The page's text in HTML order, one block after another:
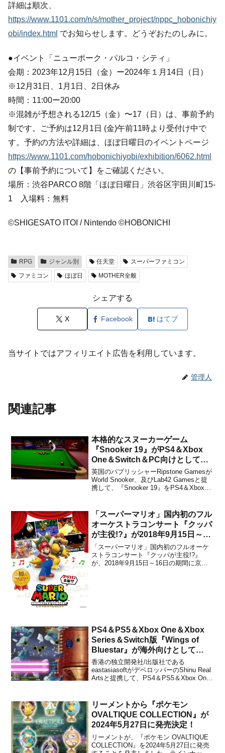
詳細は順次、
https://www.1101.com/n/s/mother_project/nppc_hobonichiy
obi/index.html でお知らせします。どうぞおたのしみに。
●イベント「ニューポーク・パルコ・シティ」
会期：2023年12月15日（金）ー2024年１月14日（日）
※12月31日、1月1日、2日休み
時間：11:00ー20:00
※混雑が予想される12/15（金）〜17（日）は、事前予約
制です。ご予約は12月1日 (金)午前11時より受付け中で
す。予約の方法や詳細は、ほぼ日曜日のイベントページ
https://www.1101.com/hobonichiyobi/exhibition/6062.html
の【事前予約について】をご確認ください。
場所：渋谷PARCO 8階「ほぼ日曜日」渋谷区宇田川町15-
1 入場料：無料
©SHIGESATO ITOI / Nintendo ©HOBONICHI
RPG ジャンル別 任天堂
スーパーファミコン
ファミコン
ほぼ日 MOTHER全般
シェアする
X Facebook はてブ
当サイトではアフィリエイト広告を利用しています。
管理人
関連記事
本格的なスヌーカーゲーム
『Snooker 19』がPS4＆Xbox
One＆Switch＆PC向けとして
2019年に海外で発売決定！
英国のパブリッシャーRipstone Gamesが
World Snooker、及びLab42 Gamesと提
携して、『Snooker 19』をPS4＆Xbox
した。販売価格は未定です。...
「スーパーマリオ」国内初のフル
オーケストラコンサート『クッパ
が主役!?』が2018年9月15日～16
日に京都で開催決定！
「スーパーマリオ」国内初のフルオーケ
ストラコンサート『クッパが主役!?』
が、2018年9月15日～16日の期間に京
PS4＆PS5＆Xbox One＆Xbox
Series＆Switch版『Wings of
Bluestar』が海外向けとして
2022年春に決定！
香港の独立開発社/出版社である
eastasiasoftがデベロッパーのShinu Real
Artsと提携して、PS4＆PS5＆Xbox One
2022年春に発売するこ...
リーメントから『ポケモン
OVALTIQUE COLLECTION』が
2024年5月27日に発売決定！
リーメントが、『ポケモン OVALTIQUE
COLLECTION』を2024年5月27日に発売